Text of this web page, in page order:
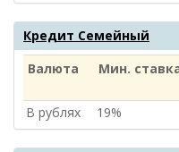
Кредит Семейный
Валюта
Мин.
В рублях
19%